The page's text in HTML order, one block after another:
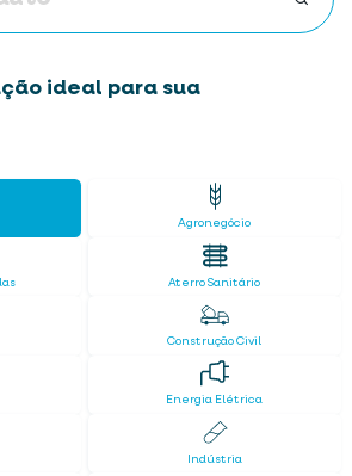
ideal para sua
Agronegócio
Aterro Sanitário
Construção Civil
Energia Elétrica
Indústria